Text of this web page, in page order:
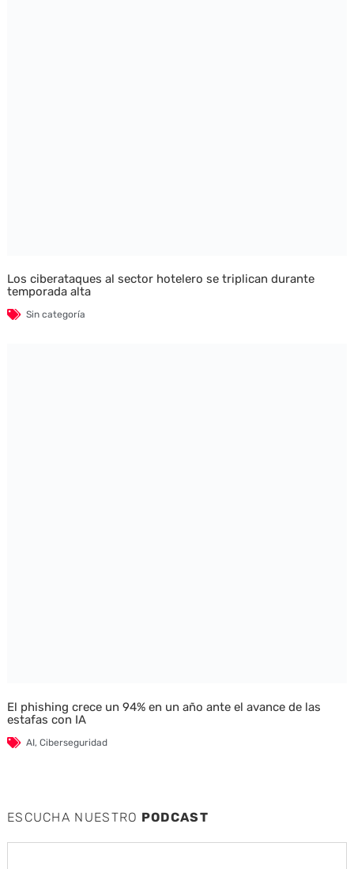
Los ciberataques al sector hotelero se triplican durante
temporada alta
Sin categoría
El phishing crece un 94% en un año ante el avance de las
estafas con IA
AI, Ciberseguridad
ESCUCHA NUESTRO PODCAST